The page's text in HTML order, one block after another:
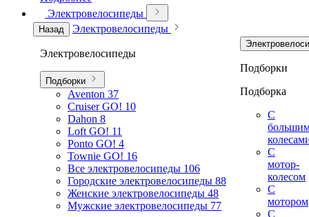
Электровелосипеды
Назад Электровелосипеды
Электровелосипеды
Подборки
Aventon 37
Cruiser GO! 10
Dahon 8
Loft GO! 11
Ponto GO! 4
Townie GO! 16
Все электровелосипеды 106
Городские электровелосипеды 88
Женские электровелосипеды 48
Мужские электровелосипеды 77
Подборки
Подборка
С
С
мотор-
колесом
С
мотором
С